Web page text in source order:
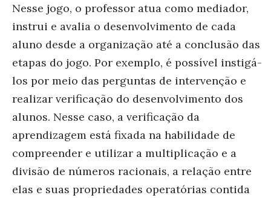
Nesse jogo, o professor atua como mediador,
instrui e avalia o desenvolvimento de cada
aluno desde a organização até a conclusão das
etapas do jogo. Por exemplo, é possível instigá-
los por meio das perguntas de intervenção e
realizar verificação do desenvolvimento dos
alunos. Nesse caso, a verificação da
aprendizagem está fixada na habilidade de
compreender e utilizar a multiplicação e a
divisão de números racionais, a relação entre
elas e suas propriedades operatórias contida